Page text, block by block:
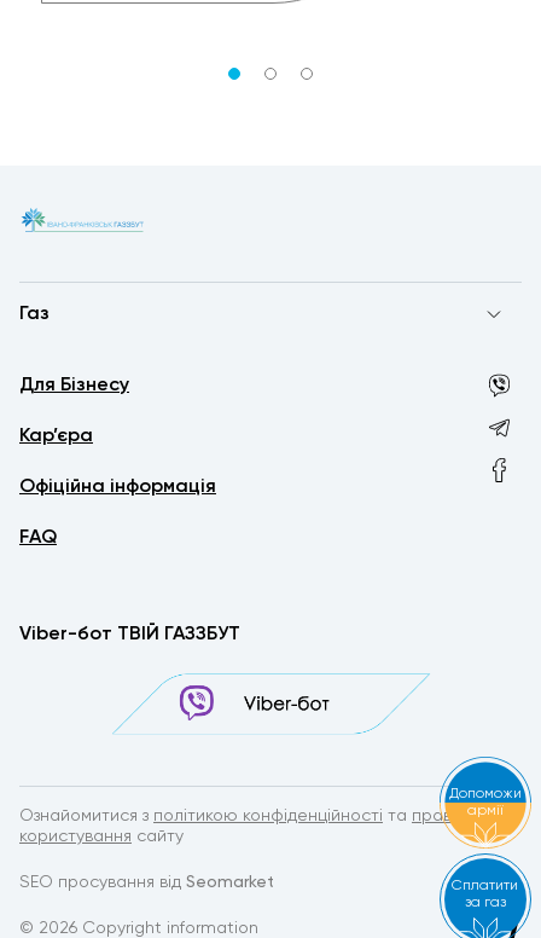
Газ
Для Бізнесу
Кар’єра
Офіційна інформація
FAQ
Viber-бот ТВІЙ ГАЗЗБУТ
© 2026 Copyright information
Ознайомитися з політикою конфіденційності та правилами
користування сайту
SEO просування від Seomarket
by
Сплатити
за газ
Допоможи
армії